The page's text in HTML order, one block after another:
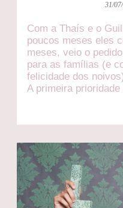
31/
Com a Thaís e o
poucos meses eles
meses, veio o
para as famílias (e
felicidade dos
A primeira